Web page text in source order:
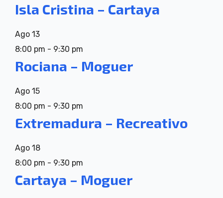
Isla Cristina – Cartaya
Ago 13
8:00 pm - 9:30 pm
Rociana – Moguer
Ago 15
8:00 pm - 9:30 pm
Extremadura – Recreativo
Ago 18
8:00 pm - 9:30 pm
Cartaya – Moguer